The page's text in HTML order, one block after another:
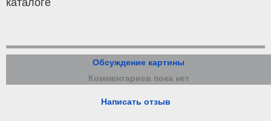
каталоге
Обсуждение картины
Комментариев пока нет
Написать отзыв